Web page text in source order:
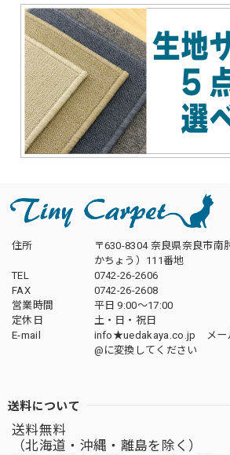
住所
〒630-8304 奈良県奈良市南
かちょう）111番地
TEL
0742-26-2606
FAX
0742-26-2608
営業時間
平日 9:00～17:00
定休日
土・日・祝日
E-mail
info★uedakaya.co.jp メー
@に変換してください
送料について
送料無料
（北海道・沖縄・離島を除く）